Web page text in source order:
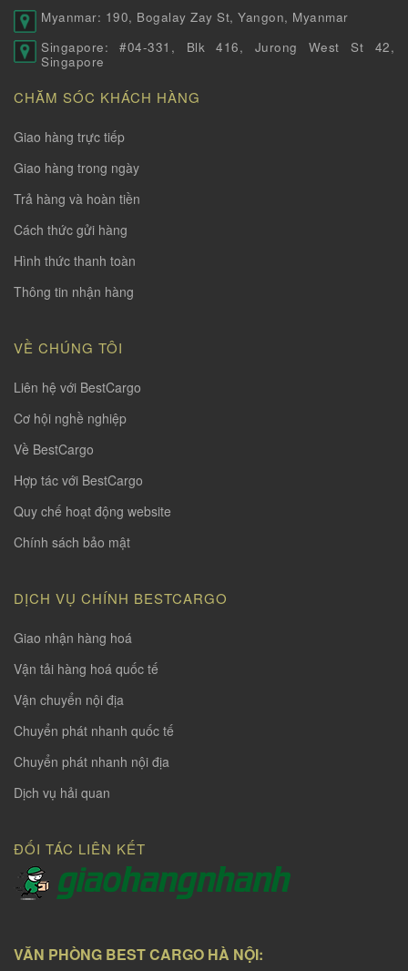
Myanmar: 190, Bogalay Zay St, Yangon, Myanmar
Singapore: #04-331, Blk 416, Jurong West St 42,
Singapore
CHĂM SÓC KHÁCH HÀNG
Giao hàng trực tiếp
Giao hàng trong ngày
Trả hàng và hoàn tiền
Cách thức gửi hàng
Hình thức thanh toàn
Thông tin nhận hàng
VỀ CHÚNG TÔI
Liên hệ với BestCargo
Cơ hội nghề nghiệp
Về BestCargo
Hợp tác với BestCargo
Quy chế hoạt động website
Chính sách bảo mật
DỊCH VỤ CHÍNH BESTCARGO
Giao nhận hàng hoá
Vận tải hàng hoá quốc tế
Vận chuyển nội địa
Chuyển phát nhanh quốc tế
Chuyển phát nhanh nội địa
Dịch vụ hải quan
ĐỐI TÁC LIÊN KẾT
VĂN PHÒNG BEST CARGO HÀ NỘI: